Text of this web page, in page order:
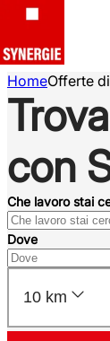
HomeOfferte
con
Che lavoro stai
Dove
10 km